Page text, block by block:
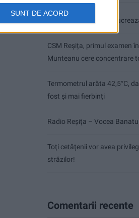
SUNT DE ACORD
Pe toate șantierele se
CSM Reșița, primul examen
Munteanu cere concentrare
Termometrul arăta 42,5°C,
fost și mai fierbinți
Radio Reșița – Vocea
Toți cetățenii vor avea
străzilor!
Comentarii recente